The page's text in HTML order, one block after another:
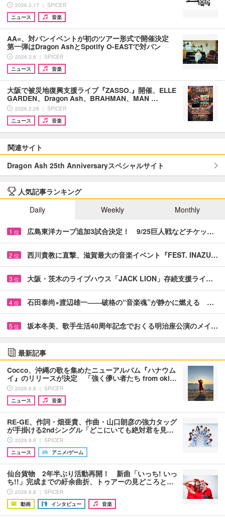
2026.3.17 ｜ SPICER
ニュース
音楽
AA=、対バンイベントが初のツアー形式で開催決定
第一弾はDragon AshとSpotify O-EASTで対バン
2026.3.6 ｜ SPICER
ニュース
音楽
大阪で被災地復興支援ライブ『ZASSO.』開催、ELLE
GARDEN、Dragon Ash、BRAHMAN、MAN …
2026.2.28 ｜ SPICER
ニュース
音楽
関連サイト
Dragon Ash 25th Anniversaryスペシャルサイト
人気記事ランキング
Daily
Weekly Monthly
1 位 広島東洋カープ追加3試合決定！ 9/25巨人戦などチケッ…
2 位 西川貴教に直撃、滋賀最大の音楽イベント『FEST. INAZU…
3 位 大阪・茨木のライブハウス「JACK LION」存続支援ライ…
4 位 石田泰尚×渡辺雄一――破格の“音楽魂”が静かに燃える …
5 位 坂本冬美、歌手生活40周年記念でおくる明治座公演のメイ…
最新記事
Cocco、沖縄の歌を集めたニューアルバム『ハナウム
イ』のリリースが決定 「強く儚い者たち from oki…
2026.8.8 ｜ SPICER
ニュース
音楽
RE-GE、作詞・畑亜貴、作曲・山口朗彦の強力タッグ
が手掛ける2ndシングル「どこにいても絶対君を見…
2026.8.8 ｜ SPICER
ニュース
アニメ/ゲーム
仙台貨物 2年半ぶり活動再開！ 新曲「いっち! いっ
ち!!」完成までの紆余曲折、トゥアーの見どころと…
2026.8.8 ｜ SPICER
動画
インタビュー 音楽